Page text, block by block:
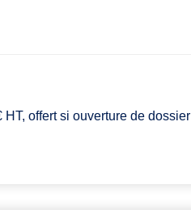
offert si ouverture de dossier